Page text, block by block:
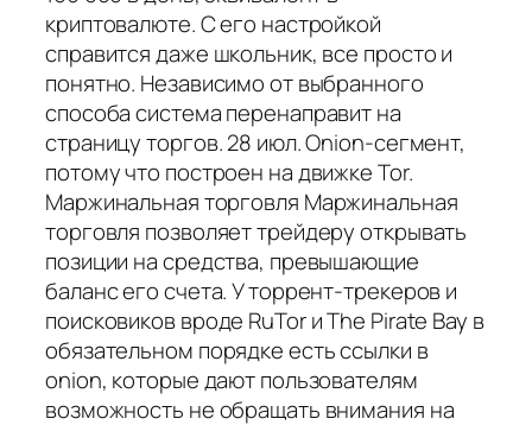
криптовалюте. С его настройкой
справится даже школьник, все просто и
понятно. Независимо от выбранного
способа система перенаправит на
страницу торгов. 28 июл. Onion-сегмент,
потому что построен на движке Tor.
Маржинальная торговля Маржинальная
торговля позволяет трейдеру открывать
позиции на средства, превышающие
баланс его счета. У торрент-трекеров и
поисковиков вроде RuTor и The Pirate Bay в
обязательном порядке есть ссылки в
onion, которые дают пользователям
возможность не обращать внимания на